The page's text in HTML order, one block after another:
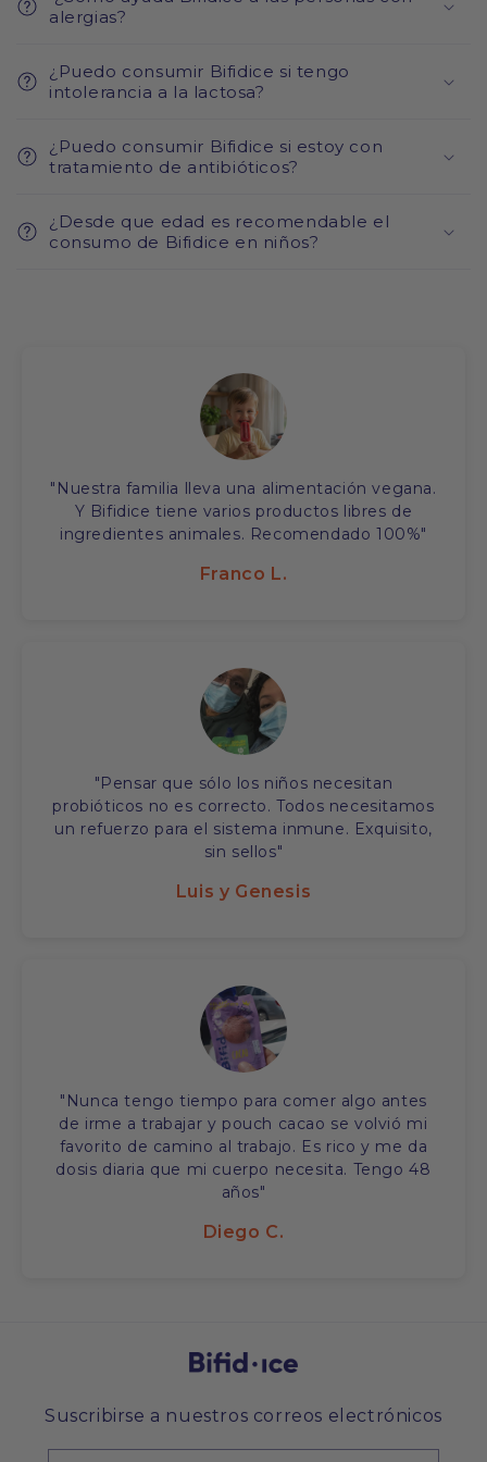
alergias?
¿Puedo consumir Bifidice si tengo
intolerancia a la lactosa?
¿Puedo consumir Bifidice si estoy con
tratamiento de antibióticos?
¿Desde que edad es recomendable el
consumo de Bifidice en niños?
"Nuestra familia lleva una alimentación vegana.
Y Bifidice tiene varios productos libres de
ingredientes animales. Recomendado 100%"
Franco L.
"Pensar que sólo los niños necesitan
probióticos no es correcto. Todos necesitamos
un refuerzo para el sistema inmune. Exquisito,
sin sellos"
Luis y Genesis
"Nunca tengo tiempo para comer algo antes
de irme a trabajar y pouch cacao se volvió mi
favorito de camino al trabajo. Es rico y me da
dosis diaria que mi cuerpo necesita. Tengo 48
años"
Diego C.
Suscribirse a nuestros correos electrónicos